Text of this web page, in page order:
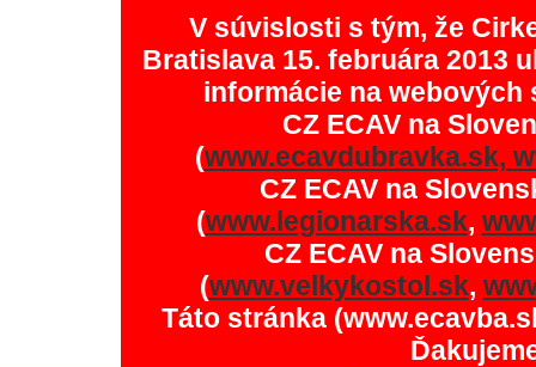
V súvislosti s tým, že
Bratislava 15. februára 2013
informácie na
CZ ECAV na
(www.ecavdubravka.sk,
CZ ECAV na
(www.legionarska.sk,
CZ ECAV na
(www.velkykostol.sk,
Táto stránka